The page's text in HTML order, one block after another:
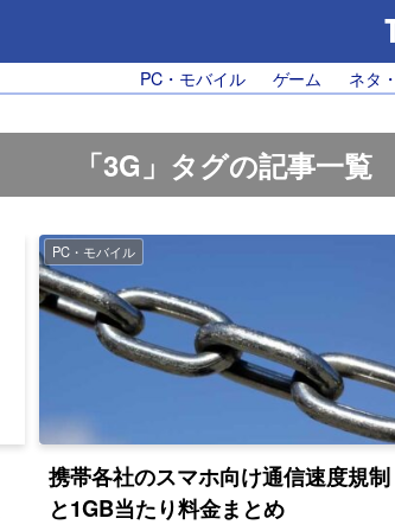
PC・モバイル ゲーム ネタ
「3G」タグの記事一覧
PC・モバイル
携帯各社のスマホ向け通信速度規制
と1GB当たり料金まとめ